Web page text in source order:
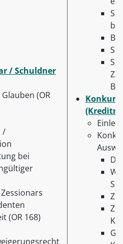
Konkurs
/ Schuldner
(OR
/
bei
(OR 168)